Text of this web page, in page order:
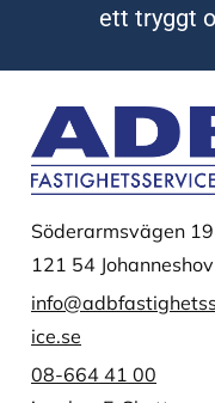
ett tryggt
Söderarmsvägen 19
121 54 Johanneshov
ice.se
08-664 41 00